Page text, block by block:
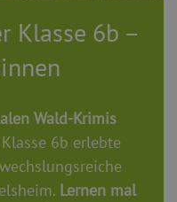
Klasse 6b –
Wald-Krimis
6b erlebte
Lernen mal